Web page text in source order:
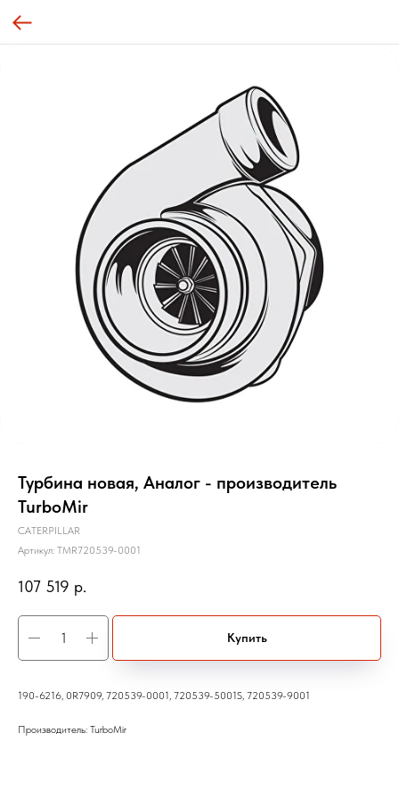
Турбина новая, Аналог - производитель
TurboMir
CATERPILLAR
Артикул: TMR720539-0001
107 519 р.
Купить
190-6216, 0R7909, 720539-0001, 720539-5001S, 720539-9001
Производитель: TurboMir